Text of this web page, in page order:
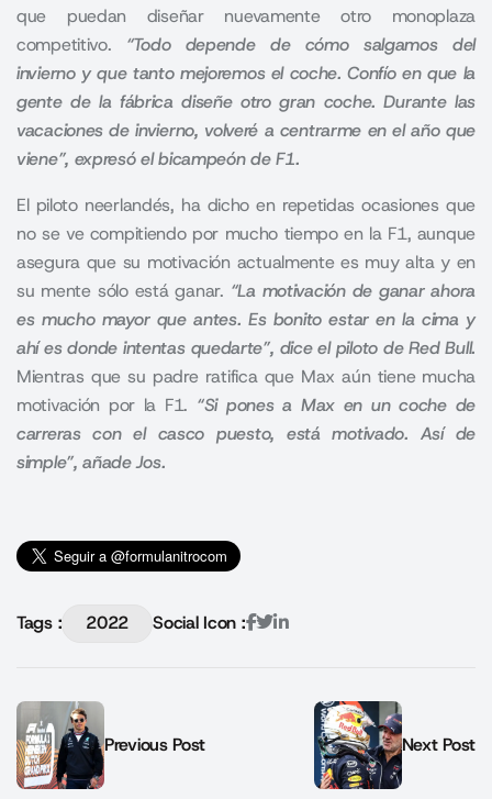
que puedan diseñar nuevamente otro monoplaza
competitivo. “Todo depende de cómo salgamos del
invierno y que tanto mejoremos el coche. Confío en que la
gente de la fábrica diseñe otro gran coche. Durante las
vacaciones de invierno, volveré a centrarme en el año que
viene”, expresó el bicampeón de F1.
El piloto neerlandés, ha dicho en repetidas ocasiones que
no se ve compitiendo por mucho tiempo en la F1, aunque
asegura que su motivación actualmente es muy alta y en
su mente sólo está ganar. “La motivación de ganar ahora
es mucho mayor que antes. Es bonito estar en la cima y
ahí es donde intentas quedarte”, dice el piloto de Red Bull.
Mientras que su padre ratifica que Max aún tiene mucha
motivación por la F1. “Si pones a Max en un coche de
carreras con el casco puesto, está motivado. Así de
simple”, añade Jos.
Tags : 2022 Social Icon :
Previous Post Next Post